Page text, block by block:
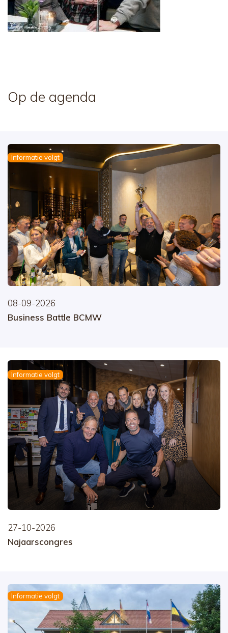
Op de agenda
Informatie volgt
08-09-2026
Business Battle BCMW
Informatie volgt
27-10-2026
Najaarscongres
Informatie volgt